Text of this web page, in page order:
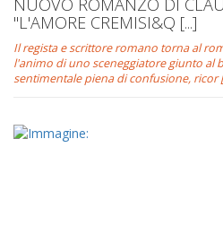
NUOVO ROMANZO DI
"L'AMORE CREMISI&Q [...]
Il regista e scrittore romano torna al
l'animo di uno sceneggiatore giunto al
sentimentale piena di confusione, ricor